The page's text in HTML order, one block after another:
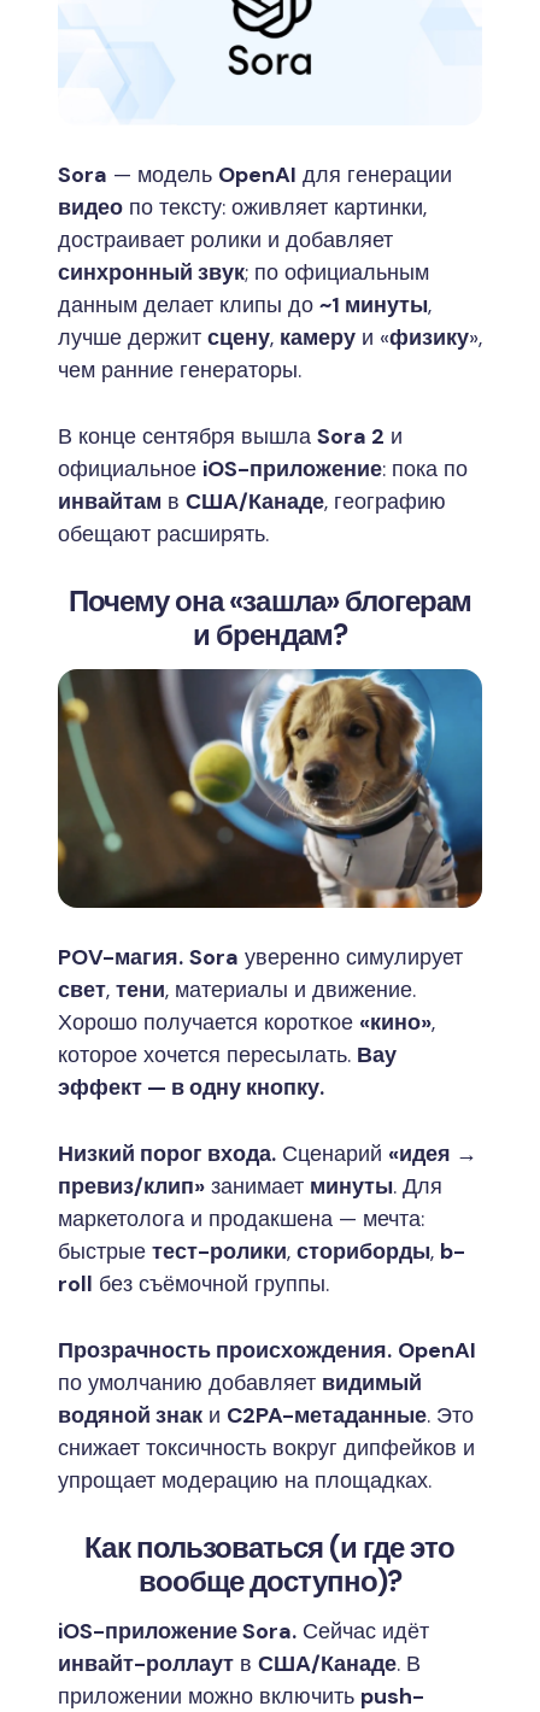
Sora — модель OpenAI для генерации
видео по тексту: оживляет картинки,
достраивает ролики и добавляет
синхронный звук; по официальным
данным делает клипы до ~1 минуты,
лучше держит сцену, камеру и «физику»,
чем ранние генераторы.
В конце сентября вышла Sora 2 и
официальное iOS-приложение: пока по
инвайтам в США/Канаде, географию
обещают расширять.
Почему она «зашла» блогерам
и брендам?
POV-магия. Sora уверенно симулирует
свет, тени, материалы и движение.
Хорошо получается короткое «кино»,
которое хочется пересылать. Вау
эффект — в одну кнопку.
Низкий порог входа. Сценарий «идея →
превиз/клип» занимает минуты. Для
маркетолога и продакшена — мечта:
быстрые тест-ролики, сториборды, b-
roll без съёмочной группы.
Прозрачность происхождения. OpenAI
по умолчанию добавляет видимый
водяной знак и C2PA-метаданные. Это
снижает токсичность вокруг дипфейков и
упрощает модерацию на площадках.
Как пользоваться (и где это
вообще доступно)?
iOS-приложение Sora. Сейчас идёт
инвайт-роллаут в США/Канаде. В
приложении можно включить push-